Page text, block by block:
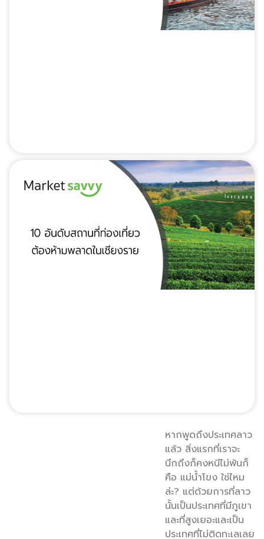
หากพูดถึงประเทศลาว
แล้ว สิ่งแรกที่เราจะ
นึกถึงก็คงหนีไม่พ้นก็
คือ แม่น้ำโขง ใช่ไหม
ล่ะ? แต่ด้วยการที่ลาว
นั้นเป็นประเทศที่มีภูเขา
และที่สูงเยอะและเป็น
ประเทศที่ไม่ติดทะเลเลย